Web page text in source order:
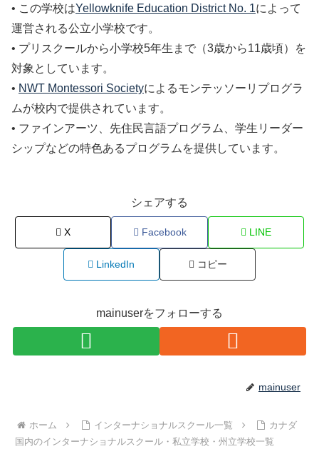
• この学校はYellowknife Education District No. 1によって
運営される公立小学校です。
• プリスクールから小学校5年生まで（3歳から11歳頃）を
対象としています。
• NWT Montessori Societyによるモンテッソーリプログラ
ムが校内で提供されています。
• ファインアーツ、先住民言語プログラム、学生リーダー
シップなどの特色あるプログラムを提供しています。
シェアする
X Facebook LINE
LinkedIn コピー
mainuserをフォローする
mainuser
ホーム インターナショナルスクール一覧
カナダ
国内のインターナショナルスクール・私立学校・州立学校一覧